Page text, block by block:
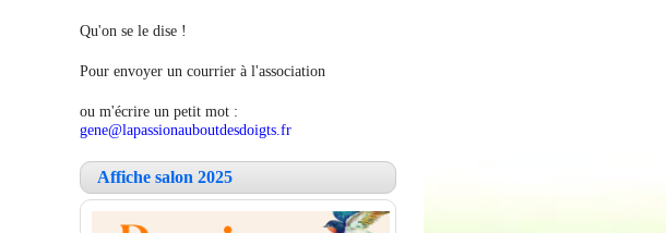
Qu'on se le dise !
Pour envoyer un courrier à l'association
ou m'écrire un petit mot :
gene@lapassionauboutdesdoigts.fr
Affiche salon 2025